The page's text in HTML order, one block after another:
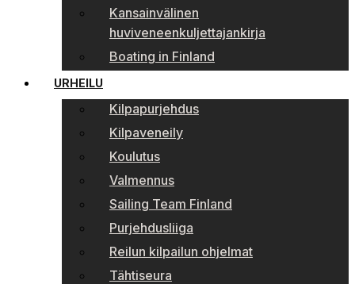
Kansainvälinen
huviveneenkuljettajankirja
Boating in Finland
URHEILU
Kilpapurjehdus
Kilpaveneily
Koulutus
Valmennus
Sailing Team Finland
Purjehdusliiga
Reilun kilpailun ohjelmat
Tähtiseura